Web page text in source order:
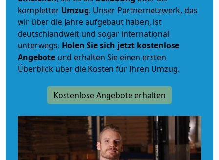
kompletter Umzug. Unser Partnernetzwerk, das
wir über die Jahre aufgebaut haben, ist
deutschlandweit und sogar international
unterwegs. Holen Sie sich jetzt kostenlose
Angebote und erhalten Sie einen ersten
Überblick über die Kosten für Ihren Umzug.
Kostenlose Angebote erhalten